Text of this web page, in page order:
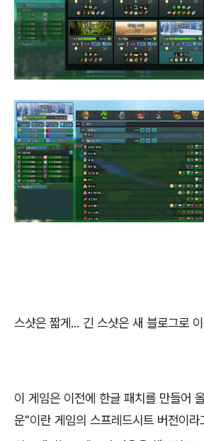
스샷은 짧게... 긴 스샷은 새 블로그로
이 게임은 이전에 한글 패치를 만들어
운"이란 게임의 스프레드시트 버전이라